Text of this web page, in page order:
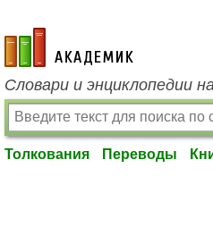
academic.ru
Словари и энциклопедии
Толкования Переводы